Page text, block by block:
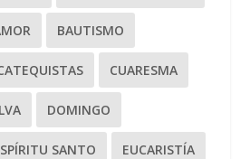
BAUTISMO
CUARESMA
DOMINGO
SANTO EUCARISTÍA